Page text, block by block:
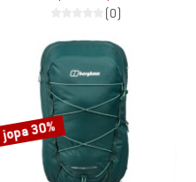
(0)
jopa 30%